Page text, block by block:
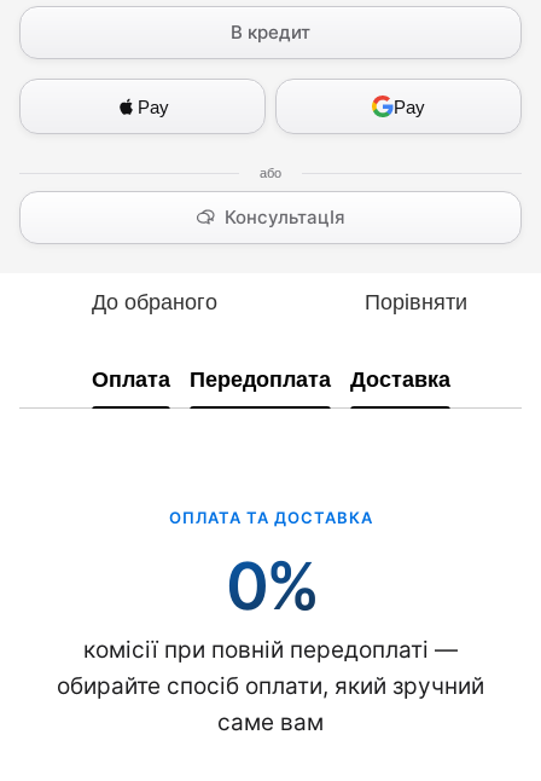
В кредит
Pay Pay
КонсультацІя
До обраного Порівняти
Оплата Передоплата Доставка
ОПЛАТА ТА ДОСТАВКА
0%
комісії при повній передоплаті —
обирайте спосіб оплати, який зручний
саме вам